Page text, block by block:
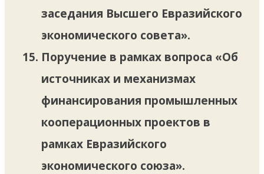
заседания Высшего Евразийского
экономического совета».
Поручение в рамках вопроса «Об
источниках и механизмах
финансирования промышленных
кооперационных проектов в
рамках Евразийского
экономического союза».